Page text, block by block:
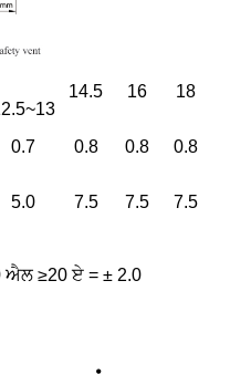
14.5 16 18
0.7 0.8 0.8 0.8
5.0 7.5 7.5 7.5
≥20 ਏ = ± 2.0